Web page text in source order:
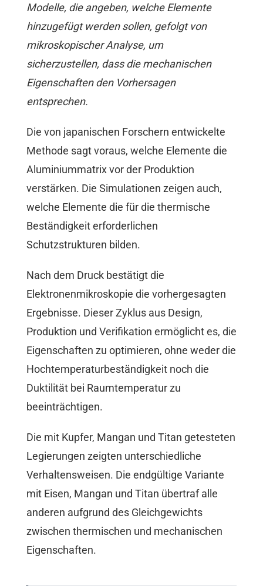
Modelle, die angeben, welche Elemente
hinzugefügt werden sollen, gefolgt von
mikroskopischer Analyse, um
sicherzustellen, dass die mechanischen
Eigenschaften den Vorhersagen
entsprechen.
Die von japanischen Forschern entwickelte
Methode sagt voraus, welche Elemente die
Aluminiummatrix vor der Produktion
verstärken. Die Simulationen zeigen auch,
welche Elemente die für die thermische
Beständigkeit erforderlichen
Schutzstrukturen bilden.
Nach dem Druck bestätigt die
Elektronenmikroskopie die vorhergesagten
Ergebnisse. Dieser Zyklus aus Design,
Produktion und Verifikation ermöglicht es, die
Eigenschaften zu optimieren, ohne weder die
Hochtemperaturbeständigkeit noch die
Duktilität bei Raumtemperatur zu
beeinträchtigen.
Die mit Kupfer, Mangan und Titan getesteten
Legierungen zeigten unterschiedliche
Verhaltensweisen. Die endgültige Variante
mit Eisen, Mangan und Titan übertraf alle
anderen aufgrund des Gleichgewichts
zwischen thermischen und mechanischen
Eigenschaften.